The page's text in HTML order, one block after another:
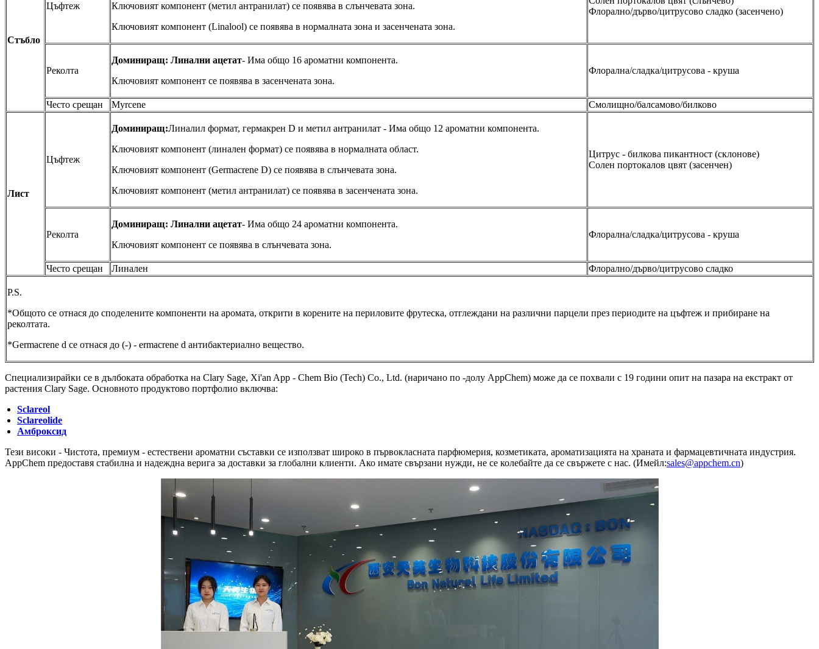
Стъбло
Цъфтеж
Ключовият компонент (метил антранилат) се появява в слънчевата зона.
Ключовият компонент (Linalool) се появява в нормалната зона и засенчената зона.
Флорално/дърво/цитрусово сладко (засенчено)
Реколта
Доминиращ: Линални ацетат- Има общо 16 ароматни компонента.
Ключовият компонент се появява в засенчената зона.
Флорална/сладка/цитрусова - круша
Често срещан Myrcene Смолищно/балсамово/билково
Лист
Цъфтеж
Доминиращ:Линалил формат, гермакрен D и метил антранилат - Има общо 12 ароматни компонента.
Ключовият компонент (линален формат) се появява в нормалната област.
Ключовият компонент (Germacrene D) се появява в слънчевата зона.
Ключовият компонент (метил антранилат) се появява в засенчената зона.
Цитрус - билкова пикантност (склонове)
Солен портокалов цвят (засенчен)
Реколта
Доминиращ: Линални ацетат- Има общо 24 ароматни компонента.
Ключовият компонент се появява в слънчевата зона.
Флорална/сладка/цитрусова - круша
Често срещан Линален Флорално/дърво/цитрусово сладко
P.S.
*Общото се отнася до споделените компоненти на аромата, открити в корените на периловите фрутеска, отглеждани на различни парцели през периодите на цъфтеж и прибиране на
реколтата.
*Germacrene d се отнася до (-) - ermacrene d антибактериално вещество.
Специализирайки се в дълбоката обработка на Clary Sage, Xi'an App - Chem Bio (Tech) Co., Ltd. (наричано по -долу AppChem) може да се похвали с 19 години опит на пазара на екстракт от
растения Clary Sage. Основното продуктово портфолио включва:
Sclareol
Sclareolide
Амброксид
Тези високи - Чистота, премиум - естествени ароматни съставки се използват широко в първокласната парфюмерия, козметиката, ароматизацията на храната и фармацевтичната индустрия.
AppChem предоставя стабилна и надеждна верига за доставки за глобални клиенти. Ако имате свързани нужди, не се колебайте да се свържете с нас. (Имейл:sales@appchem.cn)